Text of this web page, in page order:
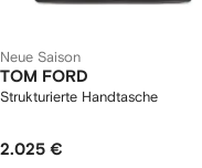
Neue Saison
TOM FORD
Strukturierte Handtasche
2.025 €